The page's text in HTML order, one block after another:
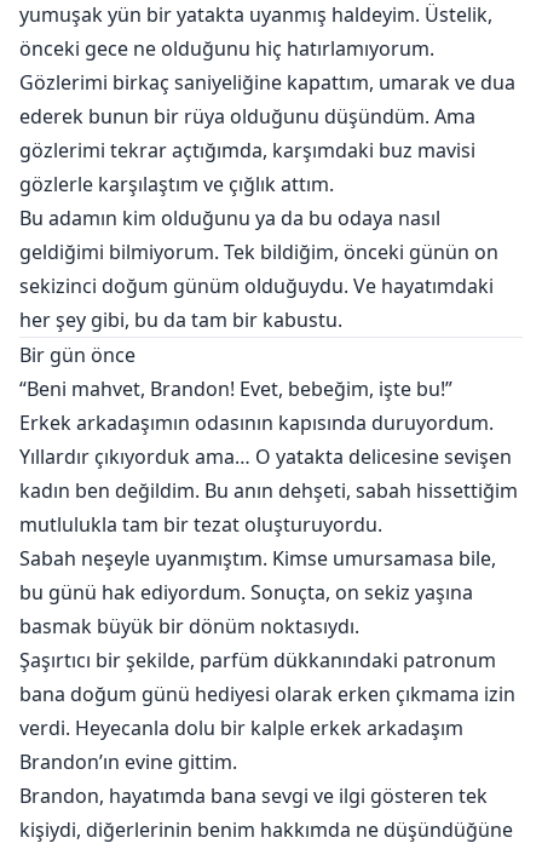
Rick yaşlı bir sapıktı. Hiçbir dişi kurt onun cinsel
taleplerine dayanamazdı. Hiçbir dişi kurt onunla bir
yıldan fazla hayatta kalamazdı.
Umutsuzluğa kapıldığımda, Marco imdadıma yetişti.
Bir dizinin üstüne çöktü, bir yüzük çıkardı ve benimle
evleneceğini söyledi.
Marco'nun beni sevdiği için evlendiğini sanıyordum,
ama sonra bunun gerçeği olmadığını öğrendim...
yumuşak yün bir yatakta uyanmış haldeyim. Üstelik,
önceki gece ne olduğunu hiç hatırlamıyorum.
Gözlerimi birkaç saniyeliğine kapattım, umarak ve dua
ederek bunun bir rüya olduğunu düşündüm. Ama
gözlerimi tekrar açtığımda, karşımdaki buz mavisi
gözlerle karşılaştım ve çığlık attım.
Bu adamın kim olduğunu ya da bu odaya nasıl
geldiğimi bilmiyorum. Tek bildiğim, önceki günün on
sekizinci doğum günüm olduğuydu. Ve hayatımdaki
her şey gibi, bu da tam bir kabustu.
Bir gün önce
“Beni mahvet, Brandon! Evet, bebeğim, işte bu!”
Erkek arkadaşımın odasının kapısında duruyordum.
Yıllardır çıkıyorduk ama… O yatakta delicesine sevişen
kadın ben değildim. Bu anın dehşeti, sabah hissettiğim
mutlulukla tam bir tezat oluşturuyordu.
Sabah neşeyle uyanmıştım. Kimse umursamasa bile,
bu günü hak ediyordum. Sonuçta, on sekiz yaşına
basmak büyük bir dönüm noktasıydı.
Şaşırtıcı bir şekilde, parfüm dükkanındaki patronum
bana doğum günü hediyesi olarak erken çıkmama izin
verdi. Heyecanla dolu bir kalple erkek arkadaşım
Brandon’ın evine gittim.
Brandon, hayatımda bana sevgi ve ilgi gösteren tek
kişiydi, diğerlerinin benim hakkımda ne düşündüğüne